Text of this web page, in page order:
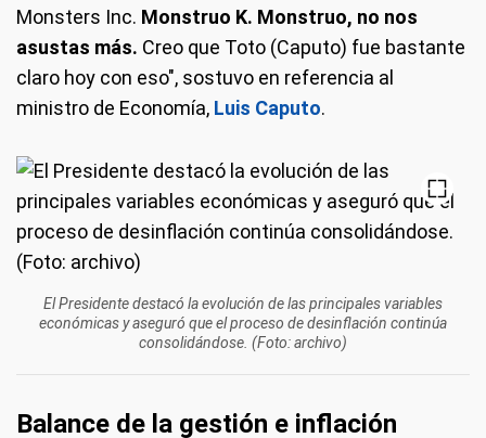
Monsters Inc. Monstruo K. Monstruo, no nos
asustas más. Creo que Toto (Caputo) fue bastante
claro hoy con eso", sostuvo en referencia al
ministro de Economía, Luis Caputo.
El Presidente destacó la evolución de las principales variables
económicas y aseguró que el proceso de desinflación continúa
consolidándose. (Foto: archivo)
Balance de la gestión e inflación